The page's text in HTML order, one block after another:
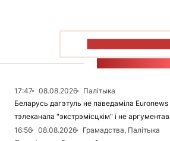
17:47 08.08.2026
Палітыка
Беларусь дагэтуль не паведаміла Euronews
тэлеканала "экстрэмісцкім" і не
16:56
08.08.2026
Грамадства, Палітыка